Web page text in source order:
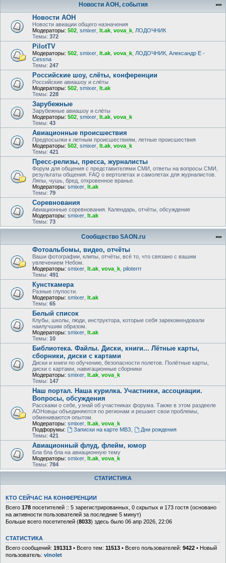
Новости АОН, события
Новости АОН
Новости авиации общего назначения
Модераторы: 502 smixer lt.ak vova_k ЛОДОЧНИК
Темы: 372
PilotTV
Модераторы: 502 smixer lt.ak vova_k ЛОДОЧНИК Александр E -
Cessna
Темы: 247
Российские шоу, слёты, конференции
Российские авиашоу и слёты
Модераторы: 502 smixer lt.ak
Темы: 228
Зарубежные
Зарубежные авиашоу и слёты
Модераторы: 502 smixer lt.ak vova_k
Темы: 43
Авиационные происшествия
Предпосылки к летным происшествиям, летные происшествия
Модераторы: 502 smixer lt.ak vova_k
Темы: 421
Пресс-релизы, пресса, журналисты
Форум для общения с представителями СМИ, ответы на вопросы СМИ,
результаты общения. FAQ о вертолетах и самолетах для журналистов.
Ляпы, чушь, бред, откровенное вранье.
Модераторы: smixer lt.ak
Темы: 79
Соревнования
Авиационные соревнования. Календарь, отчёты, обсуждение
Модераторы: smixer lt.ak
Темы: 73
Сообщество SAON.ru
Фотоальбомы, видео, отчёты
Ваши фотографии, клипы, отчёты, всё то, что связано с вашим
увлечением Небом.
Модераторы: smixer lt.ak vova_k piloterrr
Темы: 491
Кунсткамера
Разные глупости.
Модераторы: smixer lt.ak
Темы: 65
Белый список
Клубы, школы, люди, инструктора, которые себя зарекомендовали
наилучшим образом.
Модераторы: smixer lt.ak
Темы: 10
Библиотека. Файлы. Диски, книги... Лётные карты,
сборники, диски с картами
Диски и книги по обучению, безопасности полетов. Полётные карты,
диски с картами, навигационные сборники
Модераторы: smixer lt.ak vova_k
Темы: 147
Наш портал. Наша курилка. Участники, ассоциации.
Вопросы, обсуждения
Расскажи о себе, узнай об участниках форума. Также в этом раздееле
АОНовцы объединяются по регионам и решают свои проблемы,
обмениваются опытом.
Модераторы: smixer lt.ak vova_k
Подфорумы:
Записки на карте МВЗ
Дни рождения
Темы: 421
Авиационный флуд, флейм, юмор
Бла бла бла на авиационную тему
Модераторы: smixer lt.ak vova_k
Темы: 784
СТАТИСТИКА
КТО СЕЙЧАС НА КОНФЕРЕНЦИИ
Всего 178 посетителей :: 5 зарегистрированных, 0 скрытых и 173 гостя (основано
на активности пользователей за последние 5 минут)
Больше всего посетителей (8033) здесь было 06 апр 2026, 22:06
СТАТИСТИКА
Всего сообщений: 191313 • Всего тем: 11513 • Всего пользователей: 9422 • Новый
пользователь: vinolet